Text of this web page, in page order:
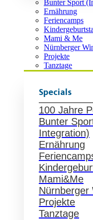
Bunter Sport
Ernährung
Feriencamps
Mami & Me
Nürnberger
Projekte
Tanztage
Specials
100 Jahre
Bunter
Integration)
Ernährung
Mami&Me
Nürnberger
Projekte
Tanztage